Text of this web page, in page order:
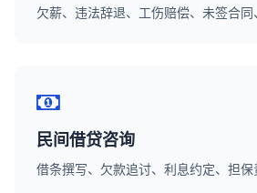
欠薪、违法辞退、工伤赔偿、未签合同
民间借贷咨询
借条撰写、欠款追讨、利息约定、担保